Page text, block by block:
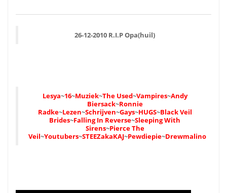
26-12-2010 R.I.P Opa(huil)
Lesya~16~Muziek~The Used~Vampires~Andy
Biersack~Ronnie
Radke~Lezen~Schrijven~Gays~HUGS~Black Veil
Brides~Falling In Reverse~Sleeping With
Sirens~Pierce The
Veil~Youtubers~STEEZakaKAJ~Pewdiepie~Drewmalino